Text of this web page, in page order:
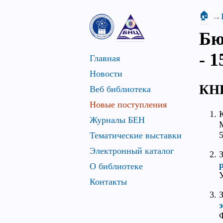
Главная
Новости
Веб библиотека
Новые поступления
Журналы БЕН
Тематические выставки
Электронный каталог
О библиотеке
Контакты
🏠
-